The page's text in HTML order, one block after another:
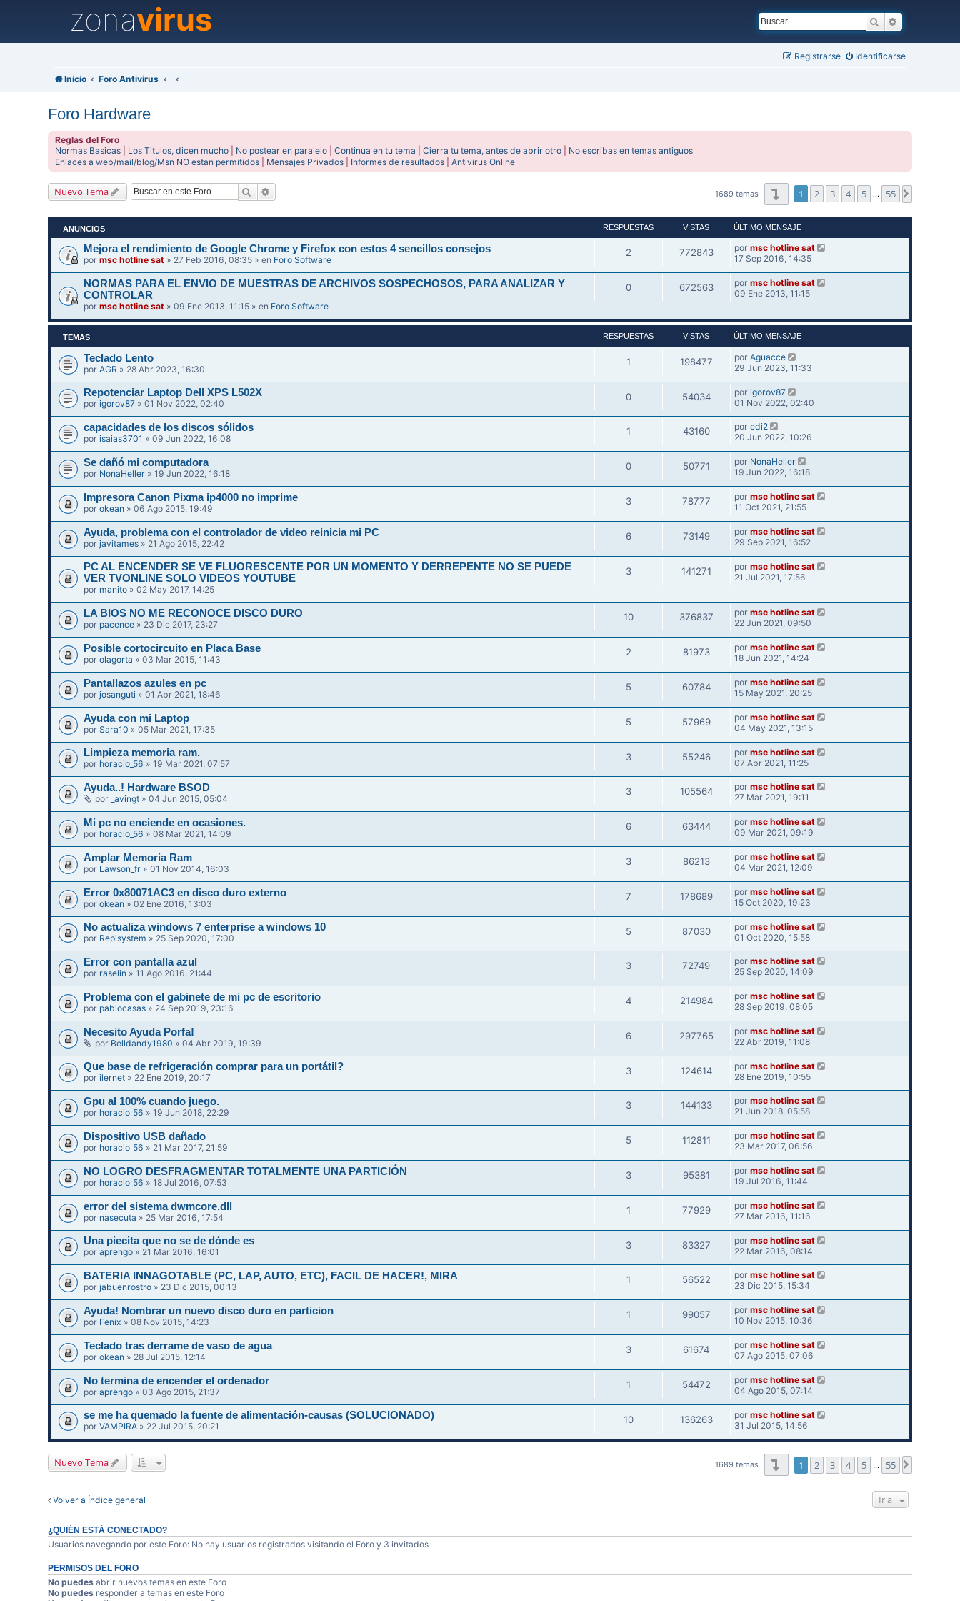
zonavirus Buscar
Identificarse
Registrarse
Inicio Foro Antivirus
Foro Hardware
Reglas del Foro
Normas Basicas
Los Titulos, dicen mucho No postear en paralelo |Continua en tu tema |Cierra tu tema, antes de abrir otro
No escribas en temas antiguos
Enlaces a web/mail/blog/Msn NO estan permitidos
Mensajes Privados Informes de resultados |Antivirus Online
Nuevo Tema Buscar 1689 temas Página1 de
1 2 3 4 5 … 55
ANUNCIOS RESPUESTAS VISTAS ÚLTIMO MENSAJE
Mejora el rendimiento de Google Chrome y Firefox con estos 4 sencillos consejos
pormsc hotline sat » 27 Feb 2016, 08:35 » en Foro Software
2 772843 por msc hotline sat
17 Sep 2016, 14:35
NORMAS PARA EL ENVIO DE MUESTRAS DE ARCHIVOS SOSPECHOSOS, PARA ANALIZAR Y
CONTROLAR
pormsc hotline sat » 09 Ene 2013, 11:15 » en Foro Software
0 672563 por msc hotline sat
09 Ene 2013, 11:15
TEMAS RESPUESTAS VISTAS ÚLTIMO MENSAJE
Teclado Lento
porAGR » 28 Abr 2023, 16:30
1 198477 por Aguacce
29 Jun 2023, 11:33
Repotenciar Laptop Dell XPS L502X
porigorov87 » 01 Nov 2022, 02:40
0 54034 por igorov87
01 Nov 2022, 02:40
capacidades de los discos sólidos
porisaias3701 » 09 Jun 2022, 16:08
1 43160 por edi2
20 Jun 2022, 10:26
Se dañó mi computadora
por NonaHeller » 19 Jun 2022, 16:18
0 50771 por NonaHeller
19 Jun 2022, 16:18
Impresora Canon Pixma ip4000 no imprime
porokean » 06 Ago 2015, 19:49
3 78777 por msc hotline sat
11 Oct 2021, 21:55
Ayuda, problema con el controlador de video reinicia mi PC
porjavitames » 21 Ago 2015, 22:42
6 73149 por msc hotline sat
29 Sep 2021, 16:52
PC AL ENCENDER SE VE FLUORESCENTE POR UN MOMENTO Y DERREPENTE NO SE PUEDE
VER TVONLINE SOLO VIDEOS YOUTUBE
por manito » 02 May 2017, 14:25
3 141271 por msc hotline sat
21 Jul 2021, 17:56
LA BIOS NO ME RECONOCE DISCO DURO
por pacence » 23 Dic 2017, 23:27
10 376837 por msc hotline sat
22 Jun 2021, 09:50
Posible cortocircuito en Placa Base
porolagorta » 03 Mar 2015, 11:43
2 81973 por msc hotline sat
18 Jun 2021, 14:24
Pantallazos azules en pc
porjosanguti » 01 Abr 2021, 18:46
5 60784 por msc hotline sat
15 May 2021, 20:25
Ayuda con mi Laptop
porSara10 » 05 Mar 2021, 17:35
5 57969 por msc hotline sat
04 May 2021, 13:15
Limpieza memoria ram.
por horacio_56 » 19 Mar 2021, 07:57
3 55246 por msc hotline sat
07 Abr 2021, 11:25
Ayuda..! Hardware BSOD
por _avingt » 04 Jun 2015, 05:04
3 105564 por msc hotline sat
27 Mar 2021, 19:11
Mi pc no enciende en ocasiones.
por horacio_56 » 08 Mar 2021, 14:09
6 63444 por msc hotline sat
09 Mar 2021, 09:19
Amplar Memoria Ram
por Lawson_fr » 01 Nov 2014, 16:03
3 86213 por msc hotline sat
04 Mar 2021, 12:09
Error 0x80071AC3 en disco duro externo
porokean » 02 Ene 2016, 13:03
7 178689 por msc hotline sat
15 Oct 2020, 19:23
No actualiza windows 7 enterprise a windows 10
por Repisystem » 25 Sep 2020, 17:00
5 87030 por msc hotline sat
01 Oct 2020, 15:58
Error con pantalla azul
por raselin » 11 Ago 2016, 21:44
3 72749 por msc hotline sat
25 Sep 2020, 14:09
Problema con el gabinete de mi pc de escritorio
por pablocasas » 24 Sep 2019, 23:16
4 214984 por msc hotline sat
28 Sep 2019, 08:05
Necesito Ayuda Porfa!
por Belldandy1980 » 04 Abr 2019, 19:39
6 297765 por msc hotline sat
22 Abr 2019, 11:08
Que base de refrigeración comprar para un portátil?
porilernet » 22 Ene 2019, 20:17
3 124614 por msc hotline sat
28 Ene 2019, 10:55
Gpu al 100% cuando juego.
por horacio_56 » 19 Jun 2018, 22:29
3 144133 por msc hotline sat
21 Jun 2018, 05:58
Dispositivo USB dañado
por horacio_56 » 21 Mar 2017, 21:59
5 112811 por msc hotline sat
23 Mar 2017, 06:56
NO LOGRO DESFRAGMENTAR TOTALMENTE UNA PARTICIÓN
por horacio_56 » 18 Jul 2016, 07:53
3 95381 por msc hotline sat
19 Jul 2016, 11:44
error del sistema dwmcore.dll
por nasecuta » 25 Mar 2016, 17:54
1 77929 por msc hotline sat
27 Mar 2016, 11:16
Una piecita que no se de dónde es
poraprengo » 21 Mar 2016, 16:01
3 83327 por msc hotline sat
22 Mar 2016, 08:14
BATERIA INNAGOTABLE (PC, LAP, AUTO, ETC), FACIL DE HACER!, MIRA
porjabuenrostro » 23 Dic 2015, 00:13
1 56522 por msc hotline sat
23 Dic 2015, 15:34
Ayuda! Nombrar un nuevo disco duro en particion
por Fenix » 08 Nov 2015, 14:23
1 99057 por msc hotline sat
10 Nov 2015, 10:36
Teclado tras derrame de vaso de agua
porokean » 28 Jul 2015, 12:14
3 61674 por msc hotline sat
07 Ago 2015, 07:06
No termina de encender el ordenador
poraprengo » 03 Ago 2015, 21:37
1 54472 por msc hotline sat
04 Ago 2015, 07:14
se me ha quemado la fuente de alimentación-causas (SOLUCIONADO)
porVAMPIRA » 22 Jul 2015, 20:21
10 136263 por msc hotline sat
31 Jul 2015, 14:56
Nuevo Tema 1689 temas Página1 de
1 2 3 4 5 … 55
Volver a Índice general Ir a
¿QUIÉN ESTÁ CONECTADO?
Usuarios navegando por este Foro: No hay usuarios registrados visitando el Foro y 3 invitados
PERMISOS DEL FORO
No puedes abrir nuevos temas en este Foro
No puedes responder a temas en este Foro